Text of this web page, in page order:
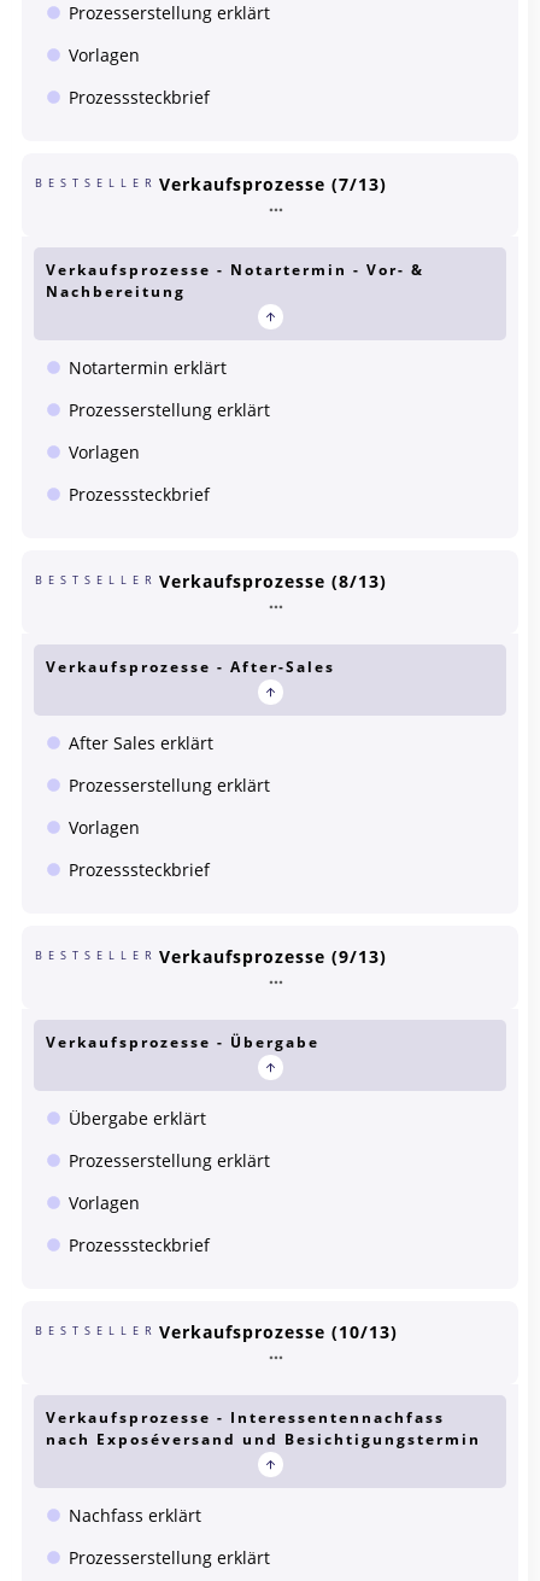
Prozesserstellung erklärt
Vorlagen
Prozesssteckbrief
BESTSELLER Verkaufsprozesse (7/13)
Verkaufsprozesse - Notartermin - Vor- &
Nachbereitung
Notartermin erklärt
Prozesserstellung erklärt
Vorlagen
Prozesssteckbrief
BESTSELLER Verkaufsprozesse (8/13)
Verkaufsprozesse - After-Sales
After Sales erklärt
Prozesserstellung erklärt
Vorlagen
Prozesssteckbrief
BESTSELLER Verkaufsprozesse (9/13)
Verkaufsprozesse - Übergabe
Übergabe erklärt
Prozesserstellung erklärt
Vorlagen
Prozesssteckbrief
BESTSELLER Verkaufsprozesse (10/13)
Verkaufsprozesse - Interessentennachfass
nach Exposéversand und Besichtigungstermin
Nachfass erklärt
Prozesserstellung erklärt